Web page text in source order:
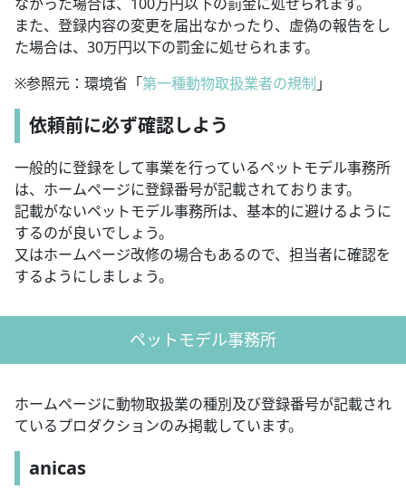
なかった場合は、100万円以下の罰金に処せられます。
また、登録内容の変更を届出なかったり、虚偽の報告をし
た場合は、30万円以下の罰金に処せられます。
※参照元：環境省「第一種動物取扱業者の規制 」
依頼前に必ず確認しよう
一般的に登録をして事業を行っているペットモデル事務所
は、ホームページに登録番号が記載されております。
記載がないペットモデル事務所は、基本的に避けるように
するのが良いでしょう。
又はホームページ改修の場合もあるので、担当者に確認を
するようにしましょう。
ペットモデル事務所
ホームページに動物取扱業の種別及び登録番号が記載され
ているプロダクションのみ掲載しています。
anicas